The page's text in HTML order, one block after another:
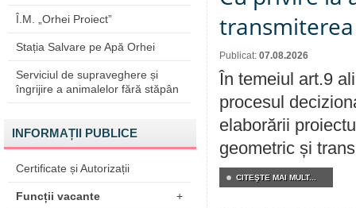
Î.M. „Orhei Proiect”
Stația Salvare pe Apă Orhei
Serviciul de supraveghere și
îngrijire a animalelor fără stăpân
INFORMAȚII PUBLICE
Certificate și Autorizații
Funcții vacante +
Publicat: 07.08.2026
În temeiul art.9
procesul
elaborării
geometric și
CITEŞTE MAI MULT...